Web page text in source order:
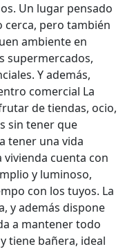
Un lugar pensado
pero también
ambiente en
supermercados,
Y además,
comercial La
de tiendas, ocio,
sin tener que
tener una vida
cuenta con
y luminoso,
con los tuyos. La
y además dispone
a mantener todo
tiene bañera, ideal